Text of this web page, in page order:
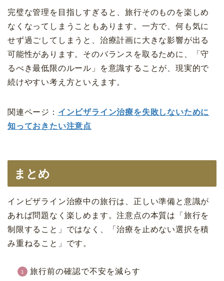
完璧な管理を目指しすぎると、旅行そのものを楽しめ
なくなってしまうこともあります。一方で、何も気に
せず過ごしてしまうと、治療計画に大きな影響が出る
可能性があります。そのバランスを取るために、「守
るべき最低限のルール」を意識することが、現実的で
続けやすい考え方といえます。
関連ページ： インビザライン治療を失敗しないために
知っておきたい注意点
まとめ
インビザライン治療中の旅行は、正しい準備と意識が
あれば問題なく楽しめます。注意点の本質は「旅行を
制限すること」ではなく、「治療を止めない選択を積
み重ねること」です。
旅行前の確認で不安を減らす